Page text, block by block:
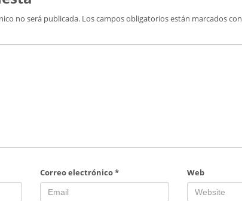
no será publicada. Los campos obligatorios están marcados con
Correo electrónico* Web